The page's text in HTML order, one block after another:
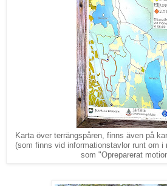
Karta över terrängspåren, finns även på
(som finns vid informationstavlor runt om i
som "Opreparerat